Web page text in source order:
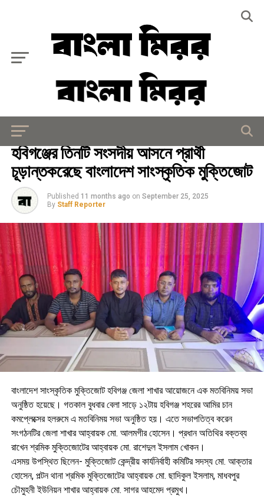
জাতীয়
হবিগঞ্জের তিনটি সংসদীয় আসনে প্রার্থী
চূড়ান্তকরেছে বাংলাদেশ সাংস্কৃতিক মুক্তিজোট
Published 11 months ago on September 25, 2025
By Staff Reporter
বাংলাদেশ সাংস্কৃতিক মুক্তিজোট হবিগঞ্জ জেলা শাখার আয়োজনে এক মতবিনিময় সভা
অনুষ্ঠিত হয়েছে। গতকাল বুধবার বেলা সাড়ে ১২টায় হবিগঞ্জ শহরের আমির চান
কমপ্লেক্সের হলরুমে এ মতবিনিময় সভা অনুষ্ঠিত হয়। এতে সভাপতিত্ব করেন
সংগঠনটির জেলা শাখার আহ্বায়ক মো. আলমগীর হোসেন। প্রধান অতিথির বক্তব্য
রাখেন শ্রমিক মুক্তিজোটের আহ্বায়ক মো. রাশেদুল ইসলাম খোকন।
এসময় উপস্থিত ছিলেন- মুক্তিজোট কেন্দ্রীয় কার্যনির্বাহী কমিটির সদস্য মো. আক্তার
হোসেন, পল্টন থানা শ্রমিক মুক্তিজোটের আহ্বায়ক মো. ছাদিকুল ইসলাম, মাধবপুর
চৌমুহনী ইউনিয়ন শাখার আহ্বায়ক মো. সাগর আহমেদ প্রমুখ।